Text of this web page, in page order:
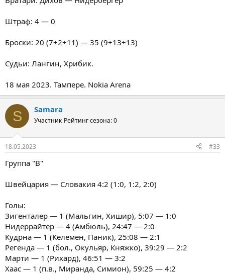
Штраф: 4 — 0
Броски: 20 (7+2+11) — 35 (9+13+13)
Судьи: Лангин, Хрибик.
18 мая 2023. Тампере. Nokia Arena
S Samara
Участник Рейтинг сезона: 0
18.05.2023 #33
Группа "B"
Швейцария — Словакия 4:2 (1:0, 1:2, 2:0)
Голы:
Зигенталер — 1 (Мальгин, Хишир), 5:07 — 1:0
Нидеррайтер — 4 (Амбюль), 24:47 — 2:0
Кудрна — 1 (Келемен, Паник), 25:08 — 2:1
Регенда — 1 (бол., Окульяр, Княжко), 39:29 — 2:2
Марти — 1 (Рихард), 46:51 — 3:2
Хаас — 1 (п.в., Миранда, Симион), 59:25 — 4:2